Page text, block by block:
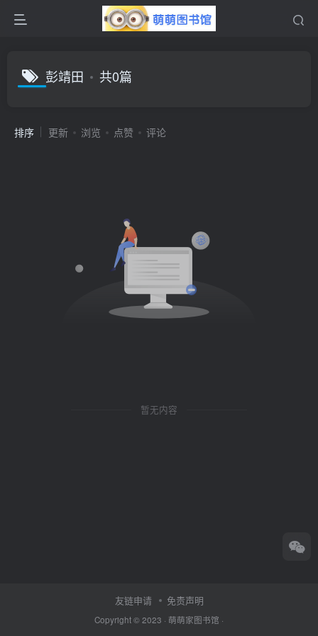
彭靖田 共0篇
排序 更新 浏览 点赞 评论
暂无内容
友链申请 免责声明
Copyright © 2023 · 萌萌家图书馆 ·